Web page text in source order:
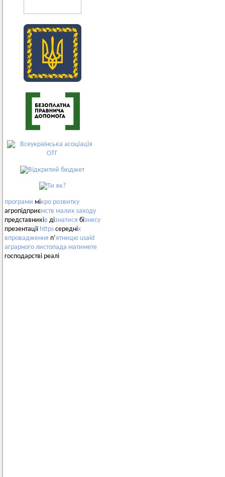
програми мікро розвитку
агропідприємств малих заходу
представників дізнатися бізнесу
презентації https середніх
впровадження п’ятницю usaid
аграрного листопада матимете
господарстві реалі